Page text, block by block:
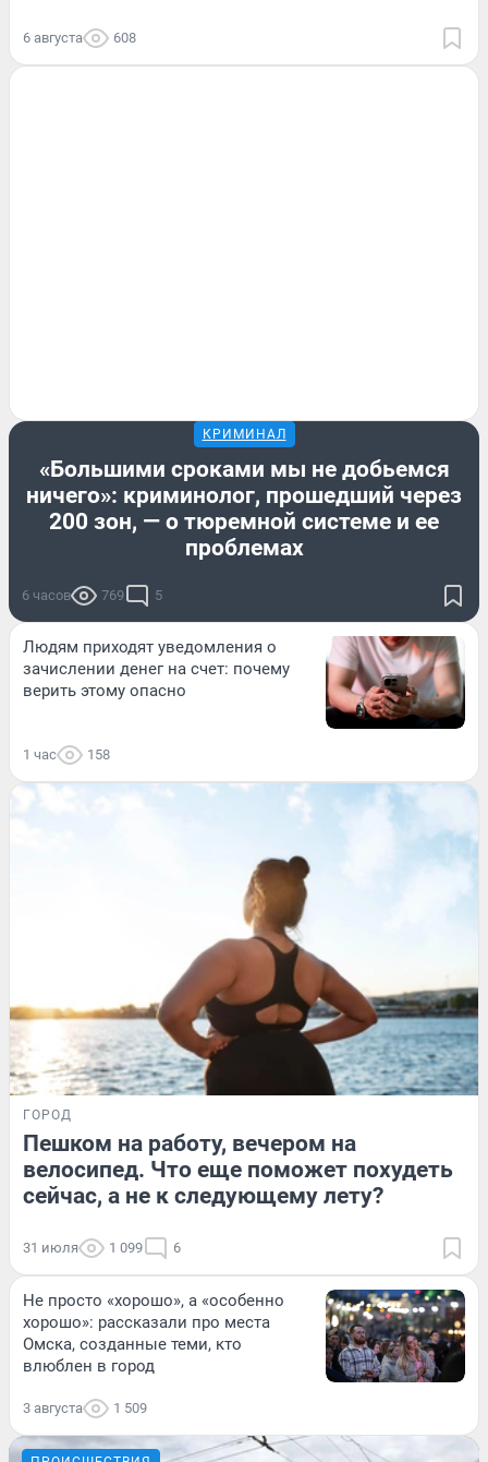
6 августа 608
КРИМИНАЛ
«Большими сроками мы не добьемся
ничего»: криминолог, прошедший через
200 зон, — о тюремной системе и ее
проблемах
6 часов 769 5
Людям приходят уведомления о
зачислении денег на счет: почему
верить этому опасно
1 час 158
ГОРОД
Пешком на работу, вечером на
велосипед. Что еще поможет похудеть
сейчас, а не к следующему лету?
31 июля 1 099 6
Не просто «хорошо», а «особенно
хорошо»: рассказали про места
Омска, созданные теми, кто
влюблен в город
3 августа 1 509